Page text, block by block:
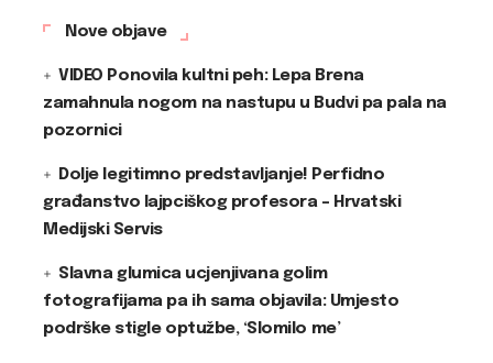
Nove objave
VIDEO Ponovila kultni peh: Lepa Brena
zamahnula nogom na nastupu u Budvi pa pala na
pozornici
Dolje legitimno predstavljanje! Perfidno
građanstvo lajpciškog profesora – Hrvatski
Medijski Servis
Slavna glumica ucjenjivana golim
fotografijama pa ih sama objavila: Umjesto
podrške stigle optužbe, ‘Slomilo me’